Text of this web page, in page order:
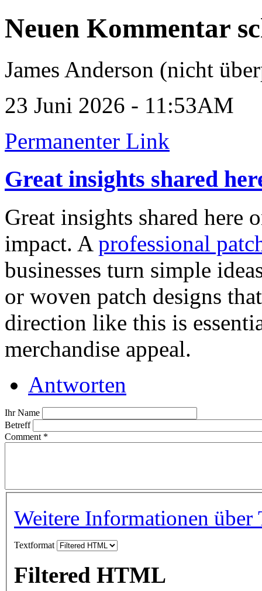
Neuen Kommentar
James Anderson (nicht
23 Juni 2026 - 11:53AM
Permanenter Link
Great insights shared
Great insights shared here
impact. A professional
businesses turn simple
or woven patch designs
direction like this is
merchandise appeal.
Antworten
Ihr Name
Betreff
Comment *
Weitere Informationen über
Textformat
Filtered HTML